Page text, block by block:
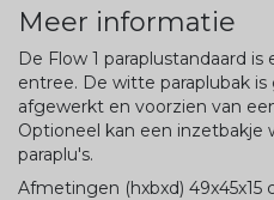
Meer informatie
De Flow 1 paraplustandaard
entree. De witte paraplubak is
afgewerkt en voorzien van
Optioneel kan een inzetbakje
paraplu's.
Afmetingen (hxbxd) 49x45x15